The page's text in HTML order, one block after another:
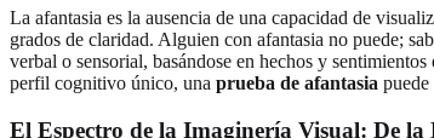
La afantasia es la ausencia de una capacidad de
grados de claridad. Alguien con afantasia no puede;
verbal o sensorial, basándose en hechos y
perfil cognitivo único, una prueba de afantasia
El Espectro de la Imaginería Visual: De